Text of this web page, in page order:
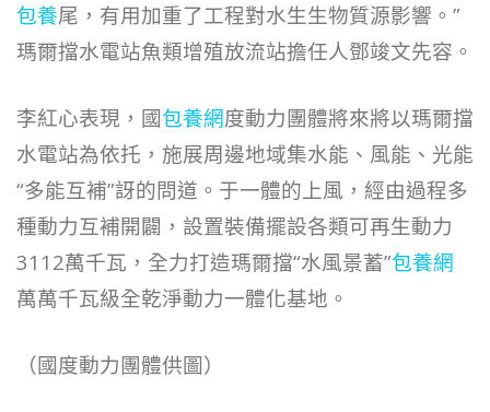
包養尾，有用加重了工程對水生生物質源影響。”
瑪爾擋水電站魚類增殖放流站擔任人鄧竣文先容。
李紅心表現，國包養網度動力團體將來將以瑪爾擋
水電站為依托，施展周邊地域集水能、風能、光能
“多能互補”訝的問道。于一體的上風，經由過程多
種動力互補開闢，設置裝備擺設各類可再生動力
3112萬千瓦，全力打造瑪爾擋“水風景蓄”包養網
萬萬千瓦級全乾淨動力一體化基地。
（國度動力團體供圖）